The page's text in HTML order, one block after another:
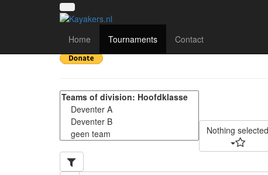
Home Tournaments Contact
Nederlands
Nothing selected